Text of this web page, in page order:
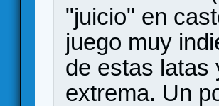
"juicio" en
juego muy
de estas latas
extrema. Un